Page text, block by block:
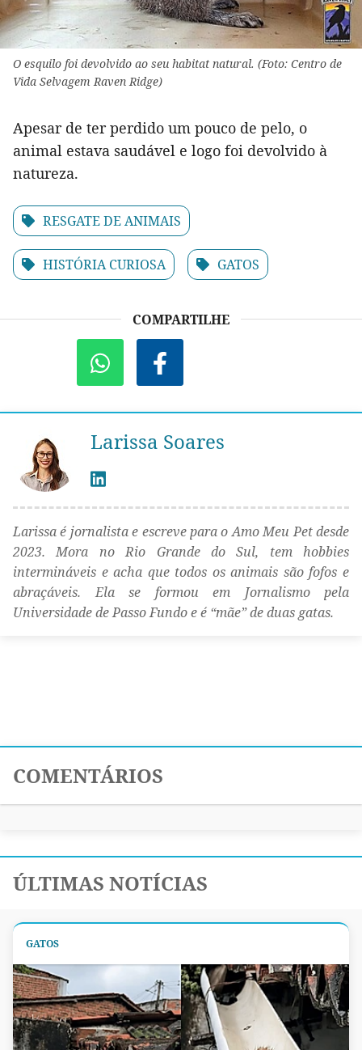
O esquilo foi devolvido ao seu habitat natural. (Foto: Centro de
Vida Selvagem Raven Ridge)
Apesar de ter perdido um pouco de pelo, o
animal estava saudável e logo foi devolvido à
natureza.
RESGATE DE ANIMAIS
HISTÓRIA CURIOSA GATOS
COMPARTILHE
Larissa Soares
Larissa é jornalista e escreve para o Amo Meu Pet desde
2023. Mora no Rio Grande do Sul, tem hobbies
intermináveis e acha que todos os animais são fofos e
abraçáveis. Ela se formou em Jornalismo pela
Universidade de Passo Fundo e é “mãe” de duas gatas.
COMENTÁRIOS
ÚLTIMAS NOTÍCIAS
GATOS